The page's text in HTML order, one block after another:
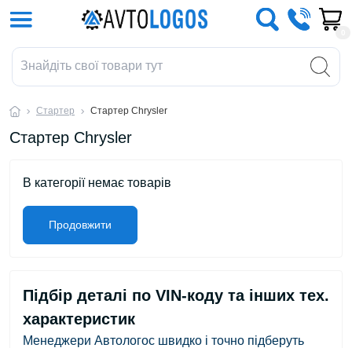
Стартер Стартер Chrysler
Стартер Chrysler
В категорії немає товарів
Продовжити
Підбір деталі по VIN-коду та інших тех.
характеристик
Менеджери Автологос швидко і точно підберуть